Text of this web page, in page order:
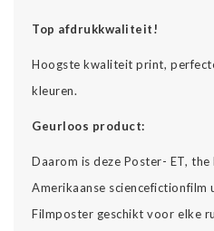
Top afdrukkwaliteit!
Hoogste kwaliteit print,
kleuren.
Geurloos product:
Daarom is deze Poster- ET,
Amerikaanse sciencefictionfilm
Filmposter geschikt voor elke